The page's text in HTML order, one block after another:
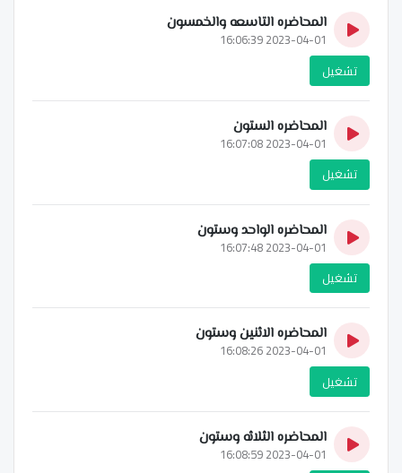
المحاضره التاسعه والخمسون
2023-04-01 16:06:39
تشغيل
المحاضره الستون
2023-04-01 16:07:08
تشغيل
المحاضره الواحد وستون
2023-04-01 16:07:48
تشغيل
المحاضره الاثنين وستون
2023-04-01 16:08:26
تشغيل
المحاضره الثلاثه وستون
2023-04-01 16:08:59